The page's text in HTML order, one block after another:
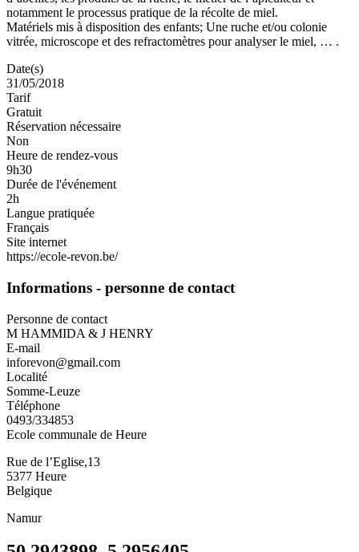
notamment le processus pratique de la récolte de miel.
Matériels mis à disposition des enfants; Une ruche et/ou colonie
vitrée, microscope et des refractomètres pour analyser le miel, … .
Date(s)
31/05/2018
Tarif
Gratuit
Réservation nécessaire
Non
Heure de rendez-vous
9h30
Durée de l'événement
2h
Langue pratiquée
Français
Site internet
https://ecole-revon.be/
Informations - personne de contact
Personne de contact
M HAMMIDA & J HENRY
E-mail
inforevon@gmail.com
Localité
Somme-Leuze
Téléphone
0493/334853
Ecole communale de Heure
Rue de l’Eglise,13
5377 Heure
Belgique
Namur